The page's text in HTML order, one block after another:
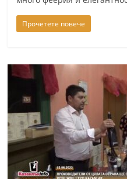
Прочетете повече